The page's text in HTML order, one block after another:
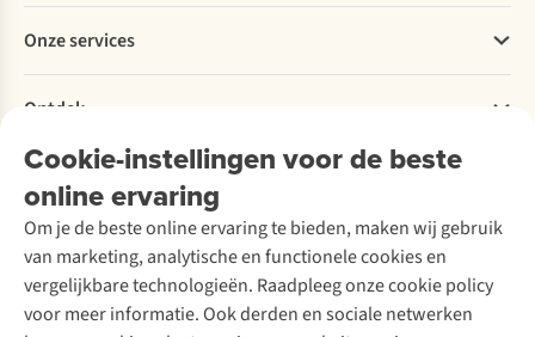
Cookie-instellingen voor de beste
online ervaring
Om je de beste online ervaring te bieden, maken wij gebruik
van marketing, analytische en functionele cookies en
vergelijkbare technologieën. Raadpleeg onze cookie policy
voor meer informatie. Ook derden en sociale netwerken
Betalen
Levering
Retourneren
Bestelling herroepen
Garantie
Contact
Explore More
Verantwoord ondernemen
Over Ayacucho
Onze winkels
Over A.S.Adventure
Toegankelijkheidsverklaring
Onze services
Ski-onderhoud
Wasservice
Schoenonderhoud
Schoenherstelling
Kledingherstelling
Retouches
Voor bedrijven
Ontdek
A.S.Magazine
Podcast
Explore Academy
Explore Camp
Gear Check
Inspiratie & advies
Meld je aan voor de nieuwsbrief